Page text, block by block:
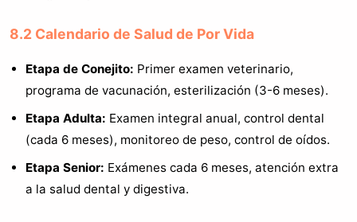
8.2 Calendario de Salud de Por Vida
Etapa de Conejito: Primer examen veterinario,
programa de vacunación, esterilización (3-6 meses).
Etapa Adulta: Examen integral anual, control dental
(cada 6 meses), monitoreo de peso, control de oídos.
Etapa Senior: Exámenes cada 6 meses, atención extra
a la salud dental y digestiva.